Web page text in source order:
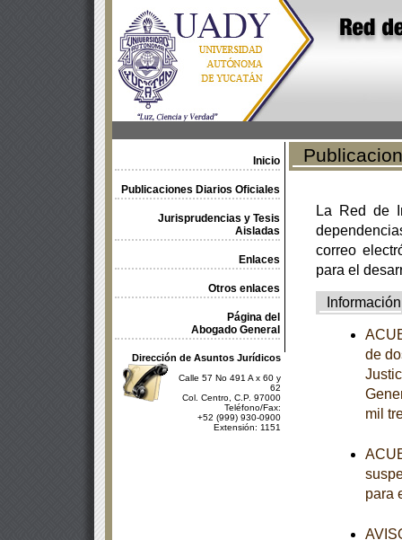
Inicio
Publicaciones Diarios Oficiales
Jurisprudencias y Tesis
Aisladas
Enlaces
Otros enlaces
Página del
Abogado General
Dirección de Asuntos Jurídicos
Calle 57 No 491 A x 60 y
62
Col. Centro, C.P. 97000
Teléfono/Fax:
+52 (999) 930-0900
Extensión: 1151
La Red de
correo
para el
Información
de
mil
para